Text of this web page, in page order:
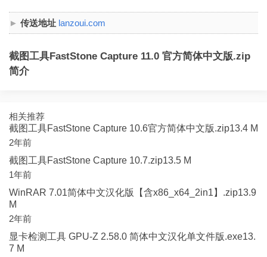
传送地址 lanzoui.com
截图工具FastStone Capture 11.0 官方简体中文版.zip
简介
相关推荐
截图工具FastStone Capture 10.6官方简体中文版.zip13.4 M
2年前
截图工具FastStone Capture 10.7.zip13.5 M
1年前
WinRAR 7.01简体中文汉化版【含x86_x64_2in1】.zip13.9
M
2年前
显卡检测工具 GPU-Z 2.58.0 简体中文汉化单文件版.exe13.
7 M